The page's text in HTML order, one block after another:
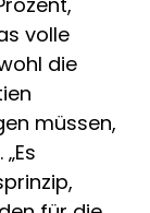
volle
die
müssen,